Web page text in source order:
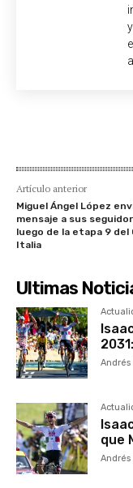
Artículo anterior
Miguel Ángel López
mensaje a sus
luego de la etapa 9 del
Italia
Ultimas
Andrés
que
Andrés